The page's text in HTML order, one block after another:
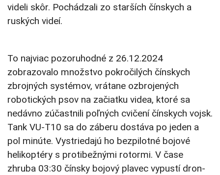
videli skôr. Pochádzali zo starších čínskych a
ruských videí.
To najviac pozoruhodné z 26.12.2024
zobrazovalo množstvo pokročilých čínskych
zbrojných systémov, vrátane ozbrojených
robotických psov na začiatku videa, ktoré sa
nedávno zúčastnili poľných cvičení čínskych vojsk.
Tank VU-T10 sa do záberu dostáva po jeden a
pol minúte. Vystriedajú ho bezpilotné bojové
helikoptéry s protibežnými rotormi. V čase
zhruba 03:30 čínsky bojový plavec vypustí dron-